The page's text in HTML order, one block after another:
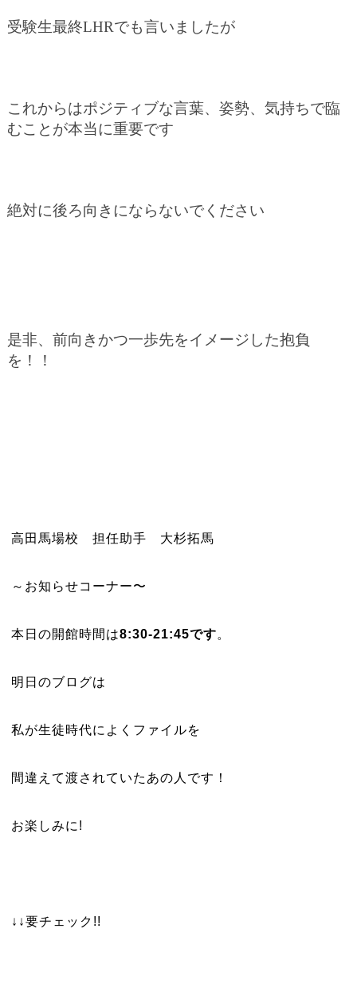
受験生最終LHRでも言いましたが
これからはポジティブな言葉、姿勢、気持ちで臨
むことが本当に重要です
絶対に後ろ向きにならないでください
是非、前向きかつ一歩先をイメージした抱負
を！！
高田馬場校 担任助手 大杉拓馬
～お知らせコーナー〜
本日の開館時間は8:30-21:45です。
明日のブログは
私が生徒時代によくファイルを
間違えて渡されていたあの人です！
お楽しみに!
↓↓要チェック!!